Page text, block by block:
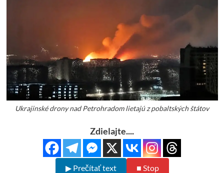
Ukrajinské drony nad Petrohradom lietajú z pobaltských štátov
Zdielajte....
▶ Prečítať text ■ Stop